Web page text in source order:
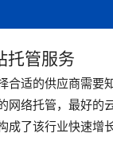
托管服务
合适的供应商需要
网络托管，最好的
成了该行业快速增